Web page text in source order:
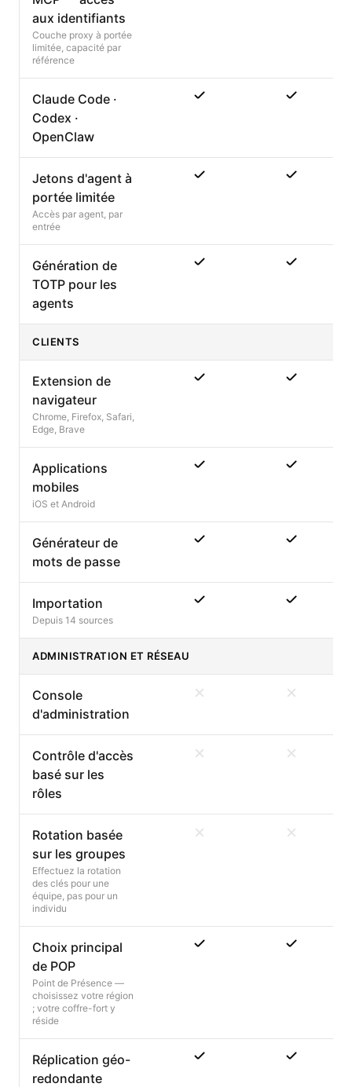
aux identifiants
Couche proxy à portée
limitée, capacité par
référence
Claude Code ·
Codex ·
OpenClaw
Jetons d'agent à
portée limitée
Accès par agent, par
entrée
Génération de
TOTP pour les
agents
CLIENTS
Extension de
navigateur
Chrome, Firefox, Safari,
Edge, Brave
Applications
mobiles
iOS et Android
Générateur de
mots de passe
Importation
Depuis 14 sources
ADMINISTRATION ET RÉSEAU
Console
d'administration
Contrôle d'accès
basé sur les
rôles
Rotation basée
sur les groupes
Effectuez la rotation
des clés pour une
équipe, pas pour un
individu
Choix principal
de POP
Point de Présence —
choisissez votre région
; votre coffre-fort y
réside
Réplication géo-
redondante